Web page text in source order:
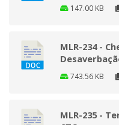
147.00 KB
MLR-234 -
743.56 KB
MLR-235 -